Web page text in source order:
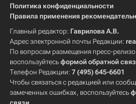
Политика конфиденциальности
Правила применения
Главный редактор: Гаврилова А.В.
Адрес электронной почты Редакции:
По вопросам размещения пресс-
воспользуйтесьформой обратной
Телефон Редакции: 7 (495) 645-6601
Чтобы связаться с редакцией или
замеченных ошибках, воспользуйтесь